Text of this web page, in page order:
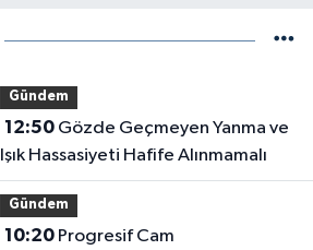
Gündem
12:50Gözde Geçmeyen Yanma ve
Işık Hassasiyeti Hafife Alınmamalı
Gündem
10:20Progresif Cam